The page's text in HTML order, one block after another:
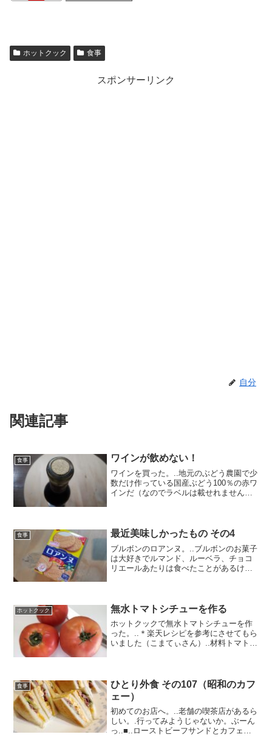
ホットクック 食事
スポンサーリンク
自分
関連記事
食事 ワインが飲めない！
ワインを買った。..地元のぶどう農園で少
数だけ作っている国産ぶどう100％の赤ワ
インだ（なのでラベルは載せれません）
と楽しみ...
食事 最近美味しかったもの その4
ブルボンのロアンヌ。..ブルボンのお菓子
は大好きでルマンド、ルーベラ、チョコ
リエールあたりは食べたことがあるけれ
ンスのお菓子でゴ...
ホットクック 無水トマトシチューを作る
ホットクックで無水トマトシチューを作
った。..＊楽天レシピを参考にさせてもら
いました（こまてぃさん）..材料トマト
くさ...
食事
ひとり外食 その107（昭和のカフ
ェー）
初めてのお店へ。..老舗の喫茶店があるら
しい。.行ってみようじゃないか。ぶーん
っ..■..ローストビーフサンドとカフェラ